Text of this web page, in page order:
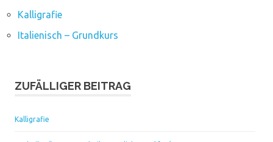
Kalligrafie
Italienisch – Grundkurs
ZUFÄLLIGER BEITRAG
Kalligrafie